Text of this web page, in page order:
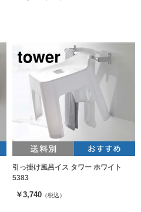
引っ掛け風呂イス タワー ホワイト
5383
￥3,740 （税込）